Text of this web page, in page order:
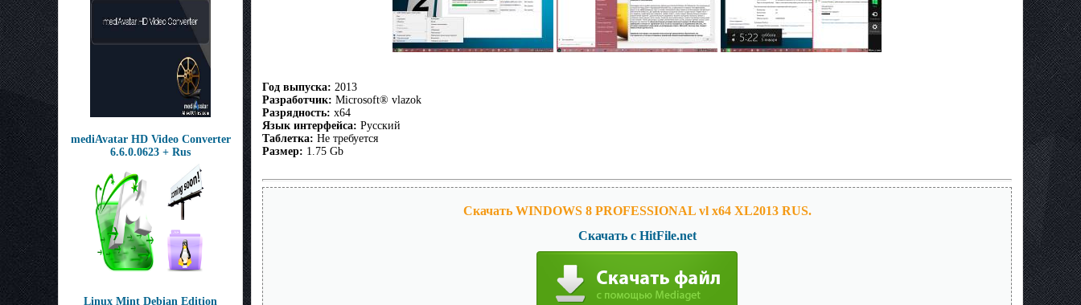
mediAvatar HD Video Converter
6.6.0.0623 + Rus
Linux Mint Debian Edition
Год выпуска: 2013
Разработчик: Microsoft® vlazok
Разрядность: x64
Язык интерфейса: Русский
Таблетка: Не требуется
Размер: 1.75 Gb
Скачать WINDOWS 8 PROFESSIONAL vl x64 XL2013 RUS.
Скачать с HitFile.net